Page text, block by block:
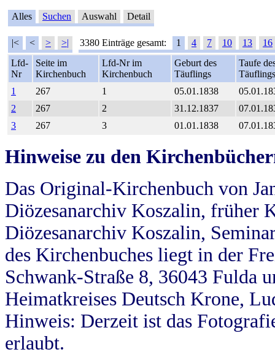
Alles Suchen Auswahl Detail
|< < > >| 3380 Einträge gesamt: 1 4 7 10 13
16
Lfd-
Nr
Seite im
Kirchenbuch
Lfd-Nr im
Kirchenbuch
Geburt des
Täuflings
Taufe
Täuflings
1
267 1 05.01.1838
2
267 2 31.12.1837
3
267 3 01.01.1838
Hinweise zu den
Das Original-Kirchenbuch von
Diözesanarchiv Koszalin, früher
Diözesanarchiv Koszalin,
des Kirchenbuches liegt in der
Schwank-Straße 8, 36043 Fulda
Heimatkreises Deutsch Krone,
Hinweis: Derzeit ist das
erlaubt.